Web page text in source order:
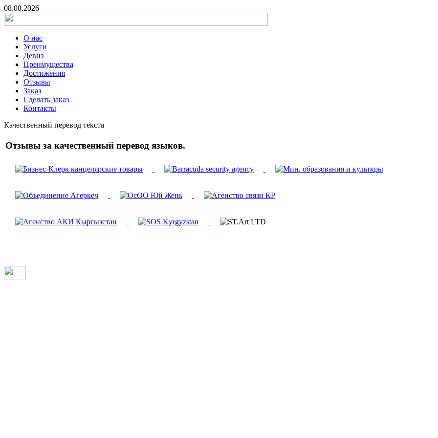
08.08.2026
О нас
Услуги
Девиз
Преимущества
Достижения
Отзывы
Заказ
Сделать заказ
Контакты
Качественный перевод текста
Отзывы за качественный перевод языков.